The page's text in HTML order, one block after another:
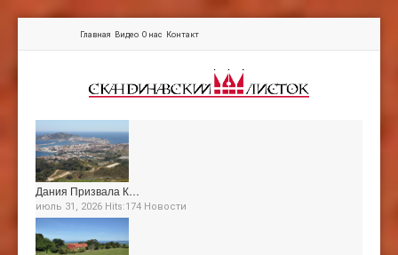
Главная Видео О нас Контакт
Дания Призвала К…
июль 31, 2026 Hits:174 Новости